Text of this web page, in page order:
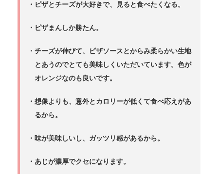
・ピザとチーズが大好きで、見ると食べたくなる。
・ピザまんしか勝たん。
・チーズが伸びて、ピザソースとからみ柔らかい生地
とあうのでとても美味しくいただいています。色が
オレンジなのも良いです。
・想像よりも、意外とカロリーが低くて食べ応えがあ
るから。
・味が美味しいし、ガッツリ感があるから。
・あじが濃厚でクセになります。